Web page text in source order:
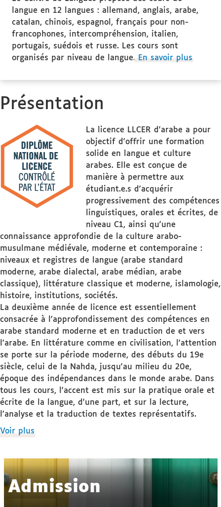
langue en 12 langues : allemand, anglais, arabe,
catalan, chinois, espagnol, français pour non-
francophones, intercompréhension, italien,
portugais, suédois et russe. Les cours sont
organisés par niveau de langue.
En savoir plus
Présentation
La licence LLCER d'arabe a pour
objectif d'offrir une formation
solide en langue et culture
arabes. Elle est conçue de
manière à permettre aux
étudiant.e.s d'acquérir
progressivement des compétences
linguistiques, orales et écrites, de
niveau C1, ainsi qu'une
connaissance approfondie de la culture arabo-
musulmane médiévale, moderne et contemporaine :
niveaux et registres de langue (arabe standard
moderne, arabe dialectal, arabe médian, arabe
classique), littérature classique et moderne, islamologie,
histoire, institutions, sociétés.
La deuxième année de licence est essentiellement
consacrée à l'approfondissement des compétences en
arabe standard moderne et en traduction de et vers
l'arabe. En littérature comme en civilisation, l'attention
se porte sur la période moderne, des débuts du 19e
siècle, celui de la Nahda, jusqu'au milieu du 20e,
époque des indépendances dans le monde arabe. Dans
tous les cours, l'accent est mis sur la pratique orale et
écrite de la langue, d'une part, et sur la lecture,
l'analyse et la traduction de textes représentatifs.
Voir plus
Admission